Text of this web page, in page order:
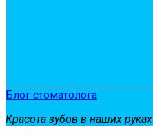
Блог стоматолога
Красота зубов в наших руках